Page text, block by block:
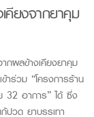
คียงจากยาคุม
ผลข้างเคียงยาคุม
าร่วม “โครงการร้าน
32 อาการ” ได้ ซึ่ง
ปวด ยาบรรเทา